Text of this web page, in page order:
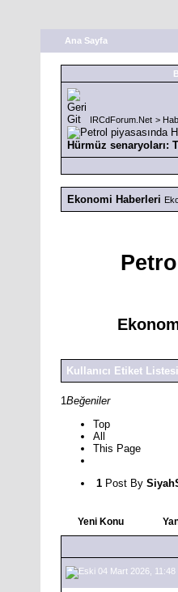
Ana Sayfa
IRCdForum.Net >
Hürmüz senaryoları:
Ekonomi Haberleri
Kullanıcı Etiket Listesi
1Beğeniler
Top
All
This Page
1 Post By
Yeni Konu
04 Mart 2026, 11:48